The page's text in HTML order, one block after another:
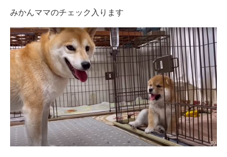
みかんママのチェック入ります